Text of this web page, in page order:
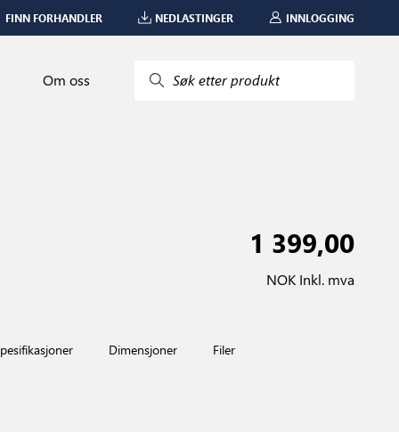
FINN FORHANDLER NEDLASTINGER INNLOGGING
Om oss Søk etter produkt
1 399,00
NOK Inkl. mva
Dimensjoner Filer